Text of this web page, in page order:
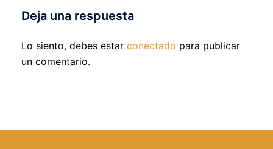
Deja una respuesta
Lo siento, debes estar conectado para publicar
un comentario.